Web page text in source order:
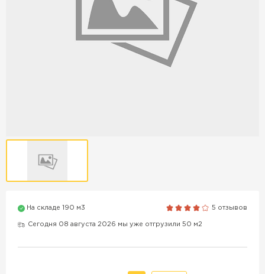
На складе 190 м3 5 отзывов
Сегодня 08 августа 2026 мы уже отгрузили 50 м2
Продажа бордюров в
Краснодаре
ПЕРЕЙТИ
ПОКАЗАТЬ БОЛЬШЕ
ВСЕ ПРОИЗВОДИТЕЛИ